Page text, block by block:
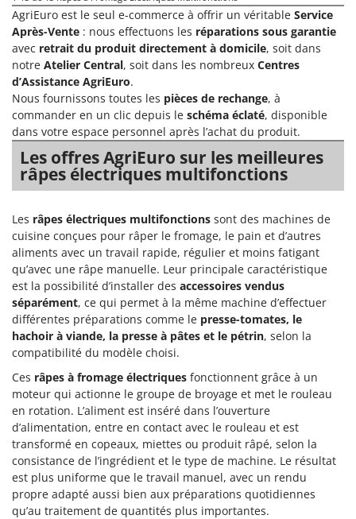
Troy-Bilt
U
Udor
Unger
V
Verdemax
Vesco
Volpi
W
Waldner
Weber
WIDU
Wiper EcoRobot
Wolf Garten
Wortex
Worx
Y Yard Force
Z
Zanon
Zephir
ZGrills
AgriEuro est le seul e-commerce à offrir un véritable Service
Après-Vente : nous effectuons les réparations sous garantie
avec retrait du produit directement à domicile, soit dans
notre Atelier Central, soit dans les nombreux Centres
d’Assistance AgriEuro.
Nous fournissons toutes les pièces de rechange, à
commander en un clic depuis le schéma éclaté, disponible
dans votre espace personnel après l’achat du produit.
Les offres AgriEuro sur les meilleures
râpes électriques multifonctions
Les râpes électriques multifonctions sont des machines de
cuisine conçues pour râper le fromage, le pain et d’autres
aliments avec un travail rapide, régulier et moins fatigant
qu’avec une râpe manuelle. Leur principale caractéristique
est la possibilité d’installer des accessoires vendus
séparément, ce qui permet à la même machine d’effectuer
différentes préparations comme le presse-tomates, le
hachoir à viande, la presse à pâtes et le pétrin, selon la
compatibilité du modèle choisi.
Ces râpes à fromage électriques fonctionnent grâce à un
moteur qui actionne le groupe de broyage et met le rouleau
en rotation. L’aliment est inséré dans l’ouverture
d’alimentation, entre en contact avec le rouleau et est
transformé en copeaux, miettes ou produit râpé, selon la
consistance de l’ingrédient et le type de machine. Le résultat
est plus uniforme que le travail manuel, avec un rendu
propre adapté aussi bien aux préparations quotidiennes
qu’au traitement de quantités plus importantes.